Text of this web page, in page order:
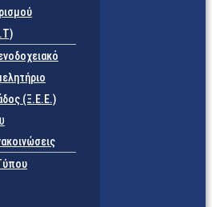
(Ξ.Ε.Ε.)